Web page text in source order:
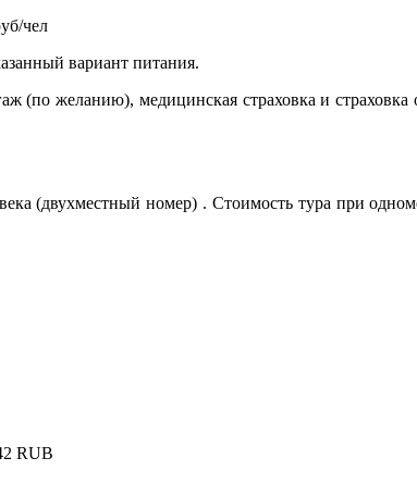
чел
вариант питания.
(по желанию), медицинская страховка и
(двухместный номер) . Стоимость тура при
RUB